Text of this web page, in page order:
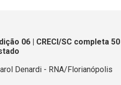
06 | CRECI/SC completa
Denardi - RNA/Florianópolis